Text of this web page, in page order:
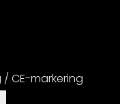
CE-markering